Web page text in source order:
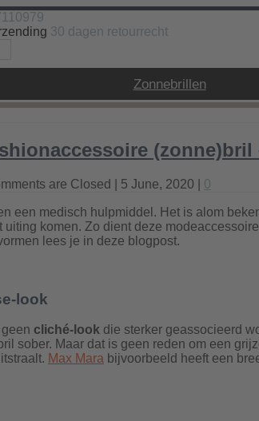
30 dagen retourrecht
Zonnebrillen
are Closed | 5 June, 2020 | 0
een medisch hulpmiddel. Het is alom
uiting komen. Zo dient deze
lees je in deze blogpost.
look
cliché-look die sterker geassocieerd
sober. Maar dat is geen reden om een
Max Mara bijvoorbeeld heeft een